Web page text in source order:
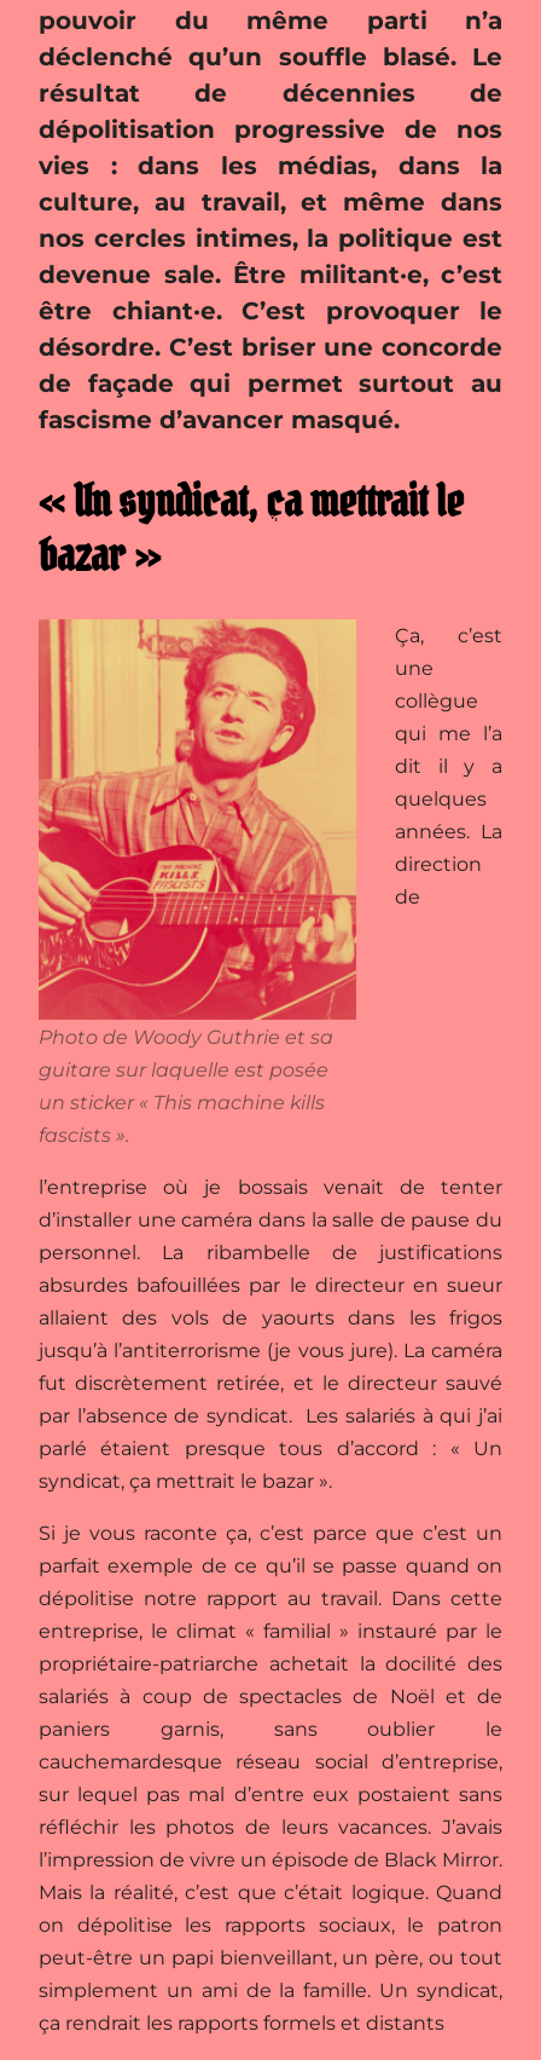
pouvoir du même parti n’a
déclenché qu’un souffle blasé. Le
résultat de décennies de
dépolitisation progressive de nos
vies : dans les médias, dans la
culture, au travail, et même dans
nos cercles intimes, la politique est
devenue sale. Être militant·e, c’est
être chiant·e. C’est provoquer le
désordre. C’est briser une concorde
de façade qui permet surtout au
fascisme d’avancer masqué.
« Un syndicat, ça mettrait le
bazar »
Photo de Woody Guthrie et sa
guitare sur laquelle est posée
un sticker « This machine kills
fascists ».
Ça, c’est
une
collègue
qui me l’a
dit il y a
quelques
années. La
direction
de
l’entreprise où je bossais venait de tenter
d’installer une caméra dans la salle de pause du
personnel. La ribambelle de justifications
absurdes bafouillées par le directeur en sueur
allaient des vols de yaourts dans les frigos
jusqu’à l’antiterrorisme (je vous jure). La caméra
fut discrètement retirée, et le directeur sauvé
par l’absence de syndicat. Les salariés à qui j’ai
parlé étaient presque tous d’accord : « Un
syndicat, ça mettrait le bazar ».
Si je vous raconte ça, c’est parce que c’est un
parfait exemple de ce qu’il se passe quand on
dépolitise notre rapport au travail. Dans cette
entreprise, le climat « familial » instauré par le
propriétaire-patriarche achetait la docilité des
salariés à coup de spectacles de Noël et de
paniers garnis, sans oublier le
cauchemardesque réseau social d’entreprise,
sur lequel pas mal d’entre eux postaient sans
réfléchir les photos de leurs vacances. J’avais
l’impression de vivre un épisode de Black Mirror.
Mais la réalité, c’est que c’était logique. Quand
on dépolitise les rapports sociaux, le patron
peut-être un papi bienveillant, un père, ou tout
simplement un ami de la famille. Un syndicat,
ça rendrait les rapports formels et distants